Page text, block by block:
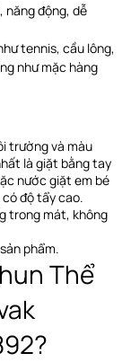
năng động, dễ
tennis, cầu lông,
như mặc hàng
trường và màu
là giặt bằng tay
nước giặt em bé
độ tẩy cao.
trong mát, không
phẩm.
Thể